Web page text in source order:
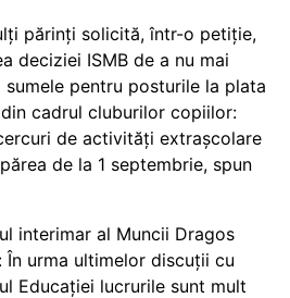
părinți solicită, într-o petiție,
deciziei ISMB de a nu mai
sumele pentru posturile la plata
cadrul cluburilor copiilor:
de activități extrașcolare
de la 1 septembrie, spun
interimar al Muncii Dragos
În urma ultimelor discuții cu
Educației lucrurile sunt mult